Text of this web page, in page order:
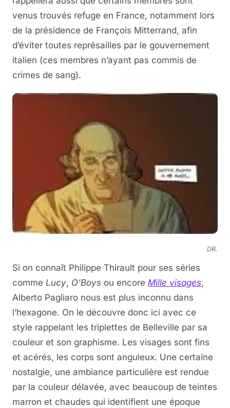
venus trouvés refuge en France, notamment lors
de la présidence de François Mitterrand, afin
d’éviter toutes représailles par le gouvernement
italien (ces membres n’ayant pas commis de
crimes de sang).
DR.
Si on connaît Philippe Thirault pour ses séries
comme Lucy, O’Boys ou encore Mille visages,
Alberto Pagliaro nous est plus inconnu dans
l’hexagone. On le découvre donc ici avec ce
style rappelant les triplettes de Belleville par sa
couleur et son graphisme. Les visages sont fins
et acérés, les corps sont anguleux. Une certaine
nostalgie, une ambiance particulière est rendue
par la couleur délavée, avec beaucoup de teintes
marron et chaudes qui identifient une époque